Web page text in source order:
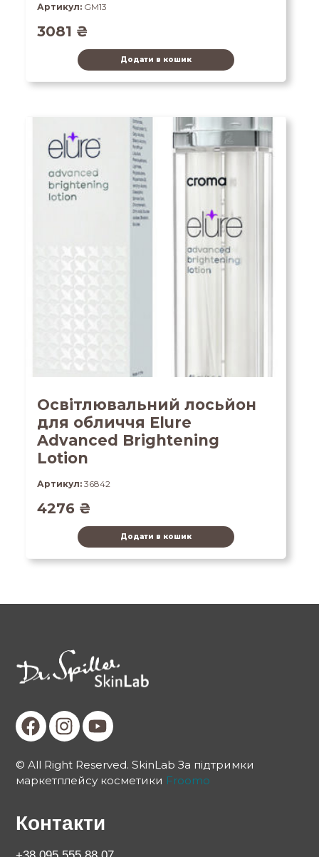
Артикул: GM13
3081 ₴
Додати в кошик
Освітлювальний лосьйон
для обличчя Elure
Advanced Brightening
Lotion
Артикул: 36842
4276 ₴
Додати в кошик
© All Right Reserved. SkinLab За підтримки
маркетплейсу косметики Froomo
Контакти